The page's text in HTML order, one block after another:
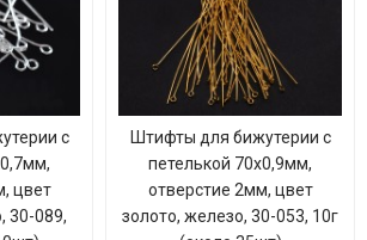
с
цвет
30-089,
Штифты для бижутерии с
петелькой 70х0,9мм,
отверстие 2мм, цвет
золото, железо, 30-053, 10г